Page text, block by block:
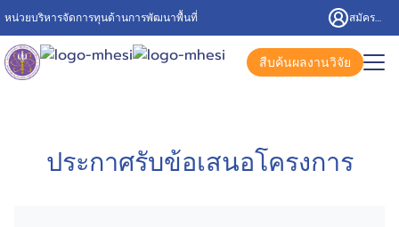
หน่วยบริหารจัดการทุนด้านการพัฒนาพื้นที่ สมัครสมาชิก/เข้าสู่ระบบ
สืบค้นผลงานวิจัย
ประกาศรับข้อเสนอโครงการ